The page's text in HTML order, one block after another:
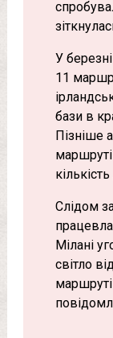
У
11
бази в
Пізніше
Слідом
Мілані
світло